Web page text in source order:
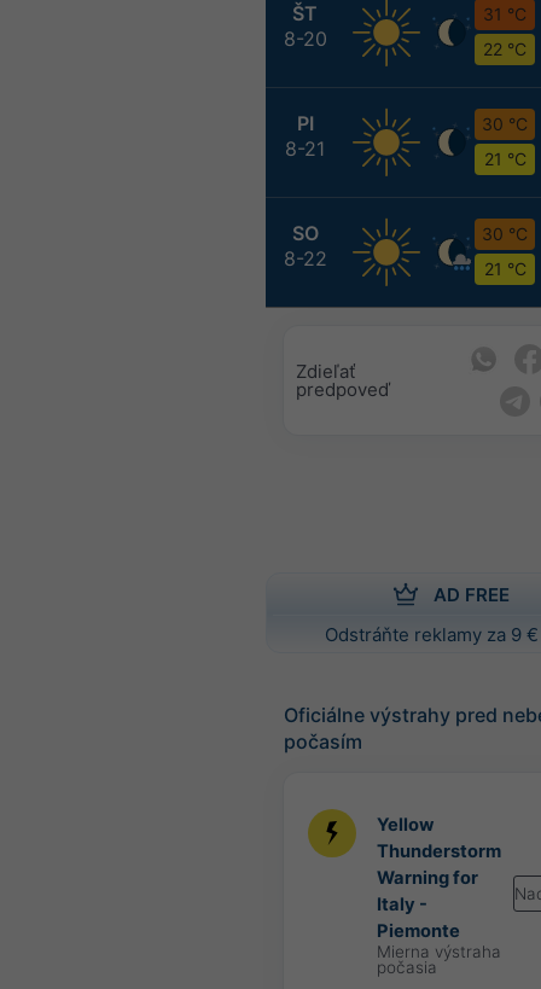
ŠT
8-20
31 °C
22 °C
PI
8-21
30 °C
21 °C
SO
8-22
30 °C
21 °C
Zdieľať
predpoveď
AD FREE
Odstráňte reklamy za 9
Oficiálne výstrahy pred
počasím
Yellow
Thunderstorm
Warning for
Italy -
Piemonte
Mierna výstraha
počasia